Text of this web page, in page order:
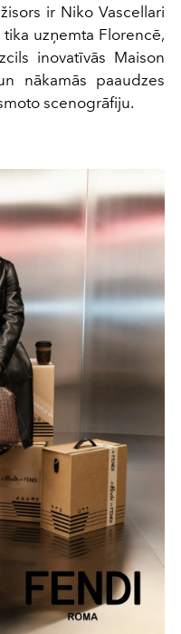
ir Niko Vascellari
uzņemta Florencē,
inovatīvās Maison
nākamās paaudzes
scenogrāfiju.